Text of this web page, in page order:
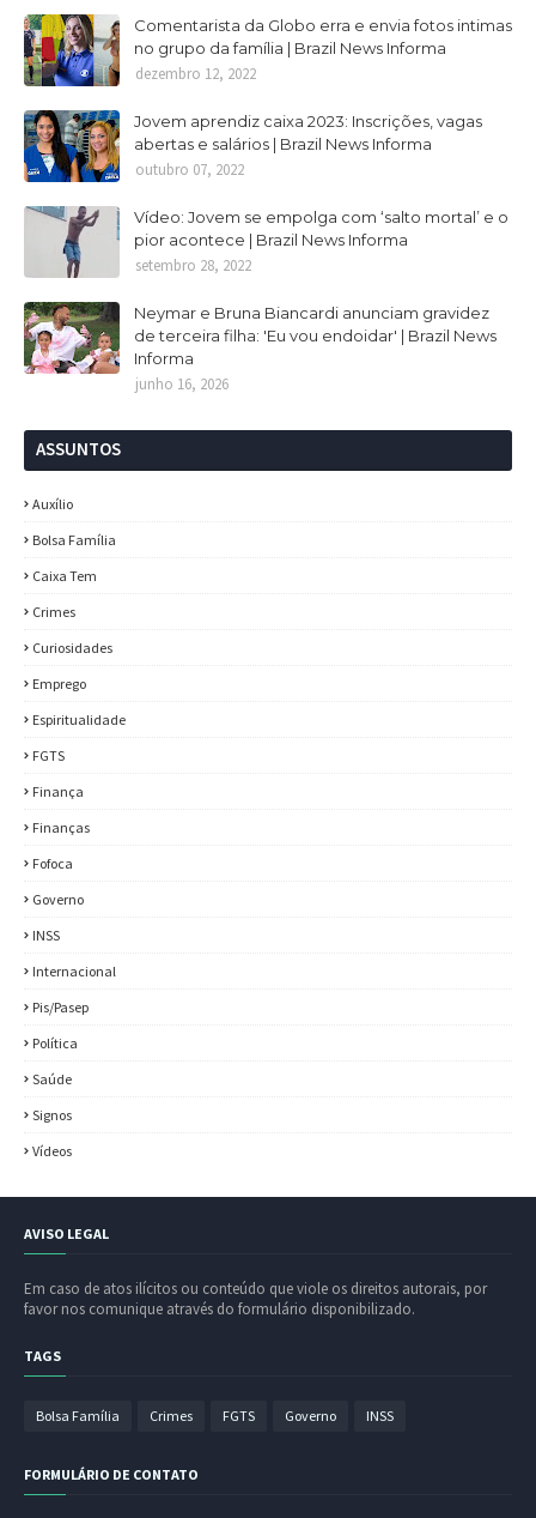
Comentarista da Globo erra e envia fotos intimas
no grupo da família | Brazil News Informa
dezembro 12, 2022
Jovem aprendiz caixa 2023: Inscrições, vagas
abertas e salários | Brazil News Informa
outubro 07, 2022
Vídeo: Jovem se empolga com ‘salto mortal’ e o
pior acontece | Brazil News Informa
setembro 28, 2022
Neymar e Bruna Biancardi anunciam gravidez
de terceira filha: 'Eu vou endoidar' | Brazil News
Informa
junho 16, 2026
ASSUNTOS
Auxílio
Bolsa Família
Caixa Tem
Crimes
Curiosidades
Emprego
Espiritualidade
FGTS
Finança
Finanças
Fofoca
Governo
INSS
Internacional
Pis/Pasep
Política
Saúde
Signos
Vídeos
AVISO LEGAL
Em caso de atos ilícitos ou conteúdo que viole os direitos autorais, por
favor nos comunique através do formulário disponibilizado.
TAGS
Bolsa Família Crimes FGTS Governo INSS
FORMULÁRIO DE CONTATO